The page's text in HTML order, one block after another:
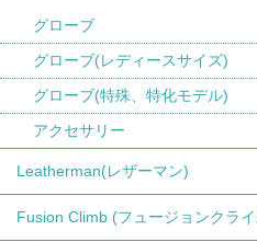
グローブ
グローブ(レディースサイズ)
グローブ(特殊、特化モデル)
アクセサリー
Leatherman(レザーマン)
Fusion Climb (フュージョンクラ